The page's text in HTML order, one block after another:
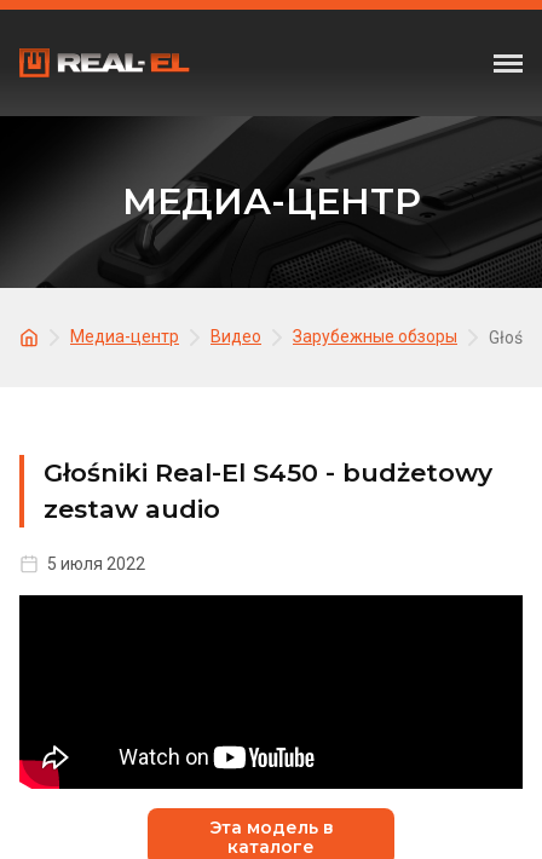
МЕДИА-ЦЕНТР
Медиа-центр Видео Зарубежные обзоры
Głośniki Real-El S450 - budżetowy
zestaw audio
5 июля 2022
Эта модель в
каталоге